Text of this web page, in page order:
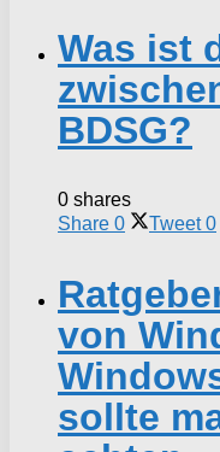
Was ist
BDSG?
0 shares
Share 0 Tweet 0
von
sollte